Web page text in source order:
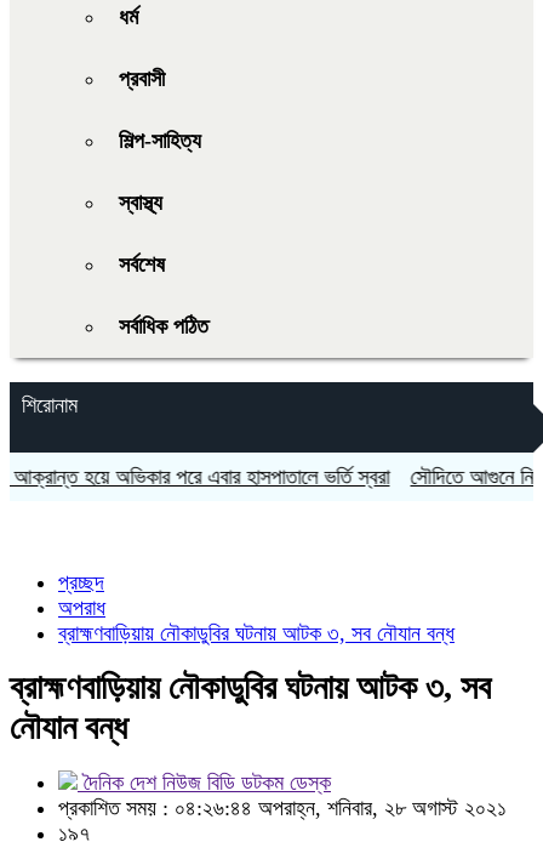
ধর্ম
প্রবাসী
শিল্প-সাহিত্য
স্বাস্থ্য
সর্বশেষ
সর্বাধিক পঠিত
শিরোনাম
হয়ে অভিকার পরে এবার হাসপাতালে ভর্তি স্বরা সৌদিতে আগুনে নিহত
প্রচ্ছদ
অপরাধ
ব্রাহ্মণবাড়িয়ায় নৌকাডুবির ঘটনায় আটক ৩, সব নৌযান বন্ধ
ব্রাহ্মণবাড়িয়ায় নৌকাডুবির ঘটনায় আটক ৩, সব
নৌযান বন্ধ
দৈনিক দেশ নিউজ বিডি ডটকম ডেস্ক
প্রকাশিত সময় : ০৪:২৬:৪৪ অপরাহ্ন, শনিবার, ২৮ অগাস্ট ২০২১
১৯৭